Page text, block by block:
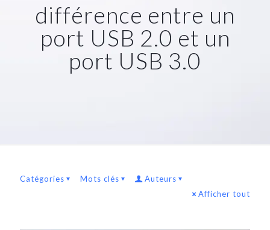
différence entre un
port USB 2.0 et un
port USB 3.0
Catégories Mots clés
Auteurs
Afficher tout